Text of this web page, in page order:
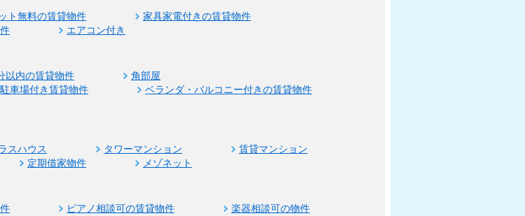
ト無料の賃貸物件
家具家電付きの賃貸物件
エアコン付き
以内の賃貸物件
角部屋
駐車場付き賃貸物件
ベランダ・バルコニー付きの賃貸物件
スハウス タワーマンション
賃貸マンション
定期借家物件 メゾネット
ピアノ相談可の賃貸物件
楽器相談可の物件